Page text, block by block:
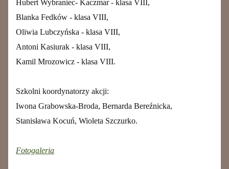
Hubert Wybraniec- Kaczmar - klasa VIII,
Blanka Fedków - klasa VIII,
Oliwia Lubczyńska - klasa VIII,
Antoni Kasiurak - klasa VIII,
Kamil Mrozowicz - klasa VIII.
Szkolni koordynatorzy akcji:
Iwona Grabowska-Broda, Bernarda Bereźnicka,
Stanisława Kocuń, Wioleta Szczurko.
Fotogaleria